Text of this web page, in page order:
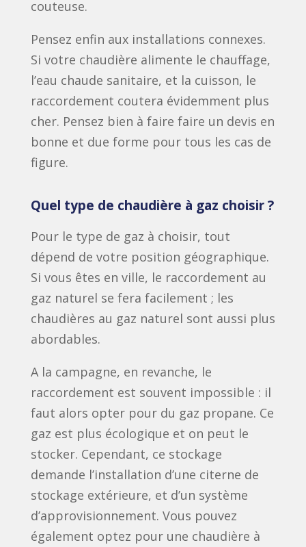
couteuse.
Pensez enfin aux installations connexes.
Si votre chaudière alimente le chauffage,
l’eau chaude sanitaire, et la cuisson, le
raccordement coutera évidemment plus
cher. Pensez bien à faire faire un devis en
bonne et due forme pour tous les cas de
figure.
Quel type de chaudière à gaz choisir ?
Pour le type de gaz à choisir, tout
dépend de votre position géographique.
Si vous êtes en ville, le raccordement au
gaz naturel se fera facilement ; les
chaudières au gaz naturel sont aussi plus
abordables.
A la campagne, en revanche, le
raccordement est souvent impossible : il
faut alors opter pour du gaz propane. Ce
gaz est plus écologique et on peut le
stocker. Cependant, ce stockage
demande l’installation d’une citerne de
stockage extérieure, et d’un système
d’approvisionnement. Vous pouvez
également optez pour une chaudière à